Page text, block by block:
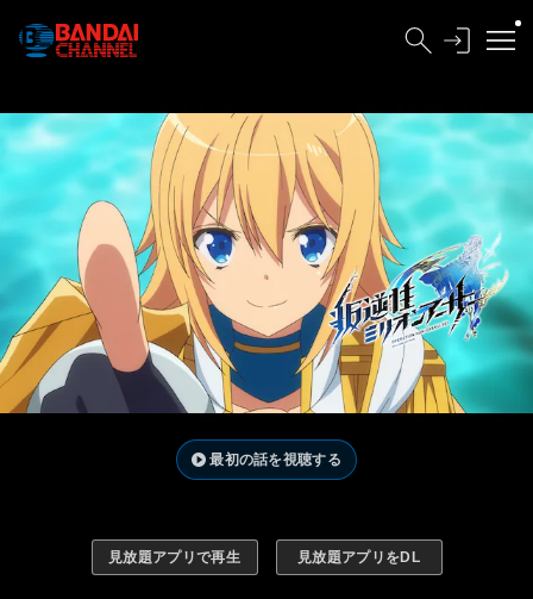
最初の話を視聴する
見放題アプリで再生 見放題アプリをDL